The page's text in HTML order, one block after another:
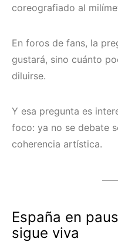
coreografiado al
En foros de fans, la
gustará, sino cuánto
diluirse.
Y esa pregunta es
foco: ya no se debate
coherencia artística.
España en
sigue viva